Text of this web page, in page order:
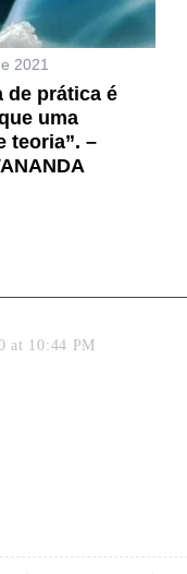
2021
de prática é
uma
teoria”. –
at 10:44 PM